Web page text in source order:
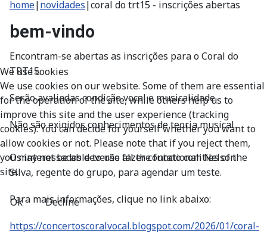
home|novidades|coral do trt15 - inscrições abertas
bem-vindo
Encontram-se abertas as inscrições para o Coral do
TRT15.
Serão avaliadas condição vocal e musicalidade.
Não são exigidos conhecimentos de teoria musical.
Os interessados deverão fazer contato com Nelson
Silva, regente do grupo, para agendar um teste.
Para mais informações, clique no link abaixo:
https://concertoscoralvocal.blogspot.com/2026/01/coral-
We use cookies
We use cookies on our website. Some of them are essential
for the operation of the site, while others help us to
improve this site and the user experience (tracking
cookies). You can decide for yourself whether you want to
allow cookies or not. Please note that if you reject them,
you may not be able to use all the functionalities of the
site.
Ok Decline